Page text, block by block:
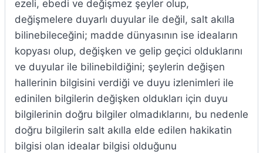
ezeli, ebedi ve değişmez şeyler olup,
değişmelere duyarlı duyular ile değil, salt akılla
bilinebileceğini; madde dünyasının ise ideaların
kopyası olup, değişken ve gelip geçici olduklarını
ve duyular ile bilinebildiğini; şeylerin değişen
hallerinin bilgisini verdiği ve duyu izlenimleri ile
edinilen bilgilerin değişken oldukları için duyu
bilgilerinin doğru bilgiler olmadıklarını, bu nedenle
doğru bilgilerin salt akılla elde edilen hakikatin
bilgisi olan idealar bilgisi olduğunu